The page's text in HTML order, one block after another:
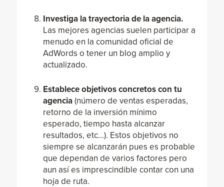
Investiga la trayectoria de la agencia.
Las mejores agencias suelen participar a
menudo en la comunidad oficial de
AdWords o tener un blog amplio y
actualizado.
Establece objetivos concretos con tu
agencia(número de ventas esperadas,
retorno de la inversión mínimo
esperado, tiempo hasta alcanzar
resultados, etc…). Estos objetivos no
siempre se alcanzarán pues es probable
que dependan de varios factores pero
aun así es imprescindible contar con una
hoja de ruta.